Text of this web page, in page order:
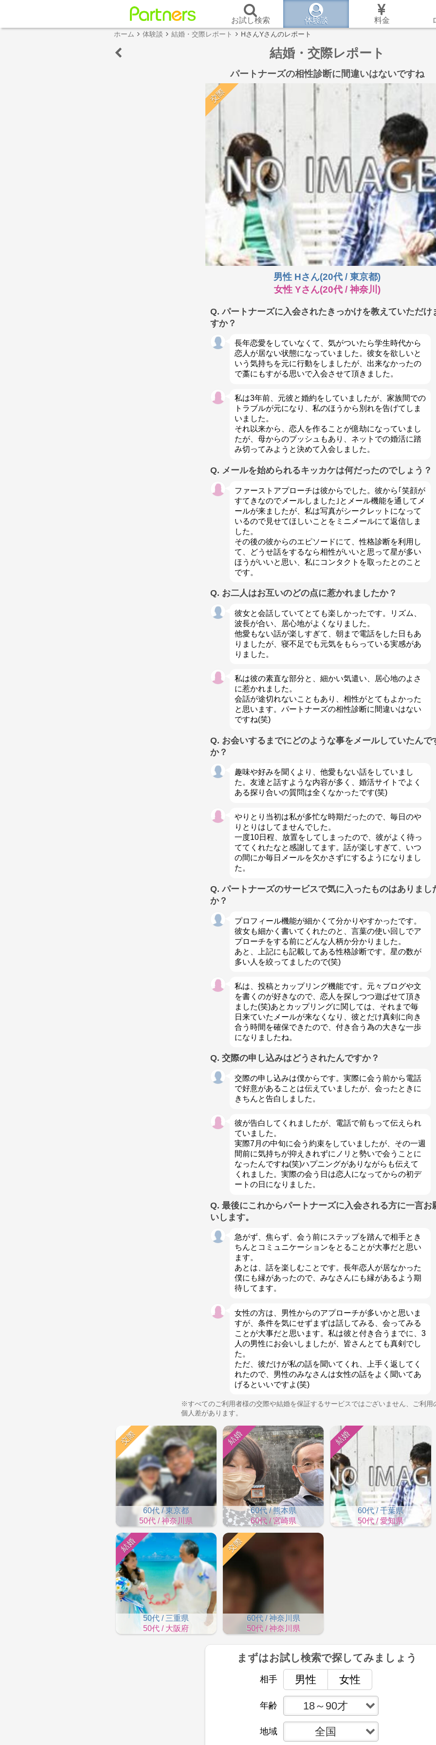
お試し検索 体験談 料金
ホーム 体験談 結婚・交際レポート HさんYさんのレポート
結婚・交際レポート
パートナーズの相性診断に間違いはないですね
交際
男性 Hさん(20代 / 東京都)
女性 Yさん(20代 / 神奈川)
Q. パートナーズに入会されたきっかけを教えていただけ
すか？
長年恋愛をしていなくて、気がついたら学生時代から
恋人が居ない状態になっていました。彼女を欲しいと
いう気持ちを元に行動をしましたが、出来なかったの
で藁にもすがる思いで入会させて頂きました。
私は3年前、元彼と婚約をしていましたが、家族間での
トラブルが元になり、私のほうから別れを告げてしま
いました。
それ以来から、恋人を作ることが億劫になっていまし
たが、母からのプッシュもあり、ネットでの婚活に踏
み切ってみようと決めて入会しました。
Q. メールを始められるキッカケは何だったのでしょう？
ファーストアプローチは彼からでした。彼から｢笑顔が
すてきなのでメールしました｣とメール機能を通してメ
ールが来ましたが、私は写真がシークレットになって
いるので見せてほしいことをミニメールにて返信しま
した。
その後の彼からのエピソードにて、性格診断を利用し
て、どうせ話をするなら相性がいいと思って星が多い
ほうがいいと思い、私にコンタクトを取ったとのこと
です。
Q. お二人はお互いのどの点に惹かれましたか？
彼女と会話していてとても楽しかったです。リズム、
波長が合い、居心地がよくなりました。
他愛もない話が楽しすぎて、朝まで電話をした日もあ
りましたが、寝不足でも元気をもらっている実感があ
りました。
私は彼の素直な部分と、細かい気遣い、居心地のよさ
に惹かれました。
会話が途切れないこともあり、相性がとてもよかった
と思います。パートナーズの相性診断に間違いはない
ですね(笑)
Q. お会いするまでにどのような事をメールしていたんで
か？
趣味や好みを聞くより、他愛もない話をしていまし
た。友達と話すような内容が多く、婚活サイトでよく
ある探り合いの質問は全くなかったです(笑)
やりとり当初は私が多忙な時期だったので、毎日のや
りとりはしてませんでした。
一度10日程、放置をしてしまったので、彼がよく待っ
ててくれたなと感謝してます。話が楽しすぎて、いつ
の間にか毎日メールを欠かさずにするようになりまし
た。
Q. パートナーズのサービスで気に入ったものはありまし
か？
プロフィール機能が細かくて分かりやすかったです。
彼女も細かく書いてくれたのと、言葉の使い回しでア
プローチをする前にどんな人柄か分かりました。
あと、上記にも記載してある性格診断です。星の数が
多い人を絞ってましたので(笑)
私は、投稿とカップリング機能です。元々ブログや文
を書くのが好きなので、恋人を探しつつ遊ばせて頂き
ました(笑)あとカップリングに関しては、それまで毎
日来ていたメールが来なくなり、彼とだけ真剣に向き
合う時間を確保できたので、付き合う為の大きな一歩
になりましたね。
Q. 交際の申し込みはどうされたんですか？
交際の申し込みは僕からです。実際に会う前から電話
で好意があることは伝えていましたが、会ったときに
きちんと告白しました。
彼が告白してくれましたが、電話で前もって伝えられ
ていました。
実際7月の中旬に会う約束をしていましたが、その一週
間前に気持ちが抑えきれずにノリと勢いで会うことに
なったんですね(笑)ハプニングがありながらも伝えて
くれました。実際の会う日は恋人になってからの初デ
ートの日になりました。
Q. 最後にこれからパートナーズに入会される方に一言お
いします。
急がず、焦らず、会う前にステップを踏んで相手とき
ちんとコミュニケーションをとることが大事だと思い
ます。
あとは、話を楽しむことです。長年恋人が居なかった
僕にも縁があったので、みなさんにも縁があるよう期
待してます。
女性の方は、男性からのアプローチが多いかと思いま
すが、条件を気にせずまずは話してみる、会ってみる
ことが大事だと思います。私は彼と付き合うまでに、3
人の男性にお会いしましたが、皆さんとても真剣でし
た。
ただ、彼だけが私の話を聞いてくれ、上手く返してく
れたので、男性のみなさんは女性の話をよく聞いてあ
げるといいですよ(笑)
※すべてのご利用者様の交際や結婚を保証するサービスではございません、ご利用
個人差があります。
60代 / 東京都
50代 / 神奈川県
交際
60代 / 熊本県
60代 / 宮崎県
結婚
60代 / 千葉県
50代 / 愛知県
結婚
50代 / 三重県
50代 / 大阪府
結婚
60代 / 神奈川県
50代 / 神奈川県
交際
まずはお試し検索で探してみましょう
相手 男性 女性
年齢 18～90才
地域 全国